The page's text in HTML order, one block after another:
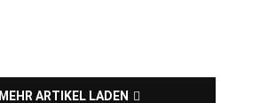
MEHR ARTIKEL LADEN